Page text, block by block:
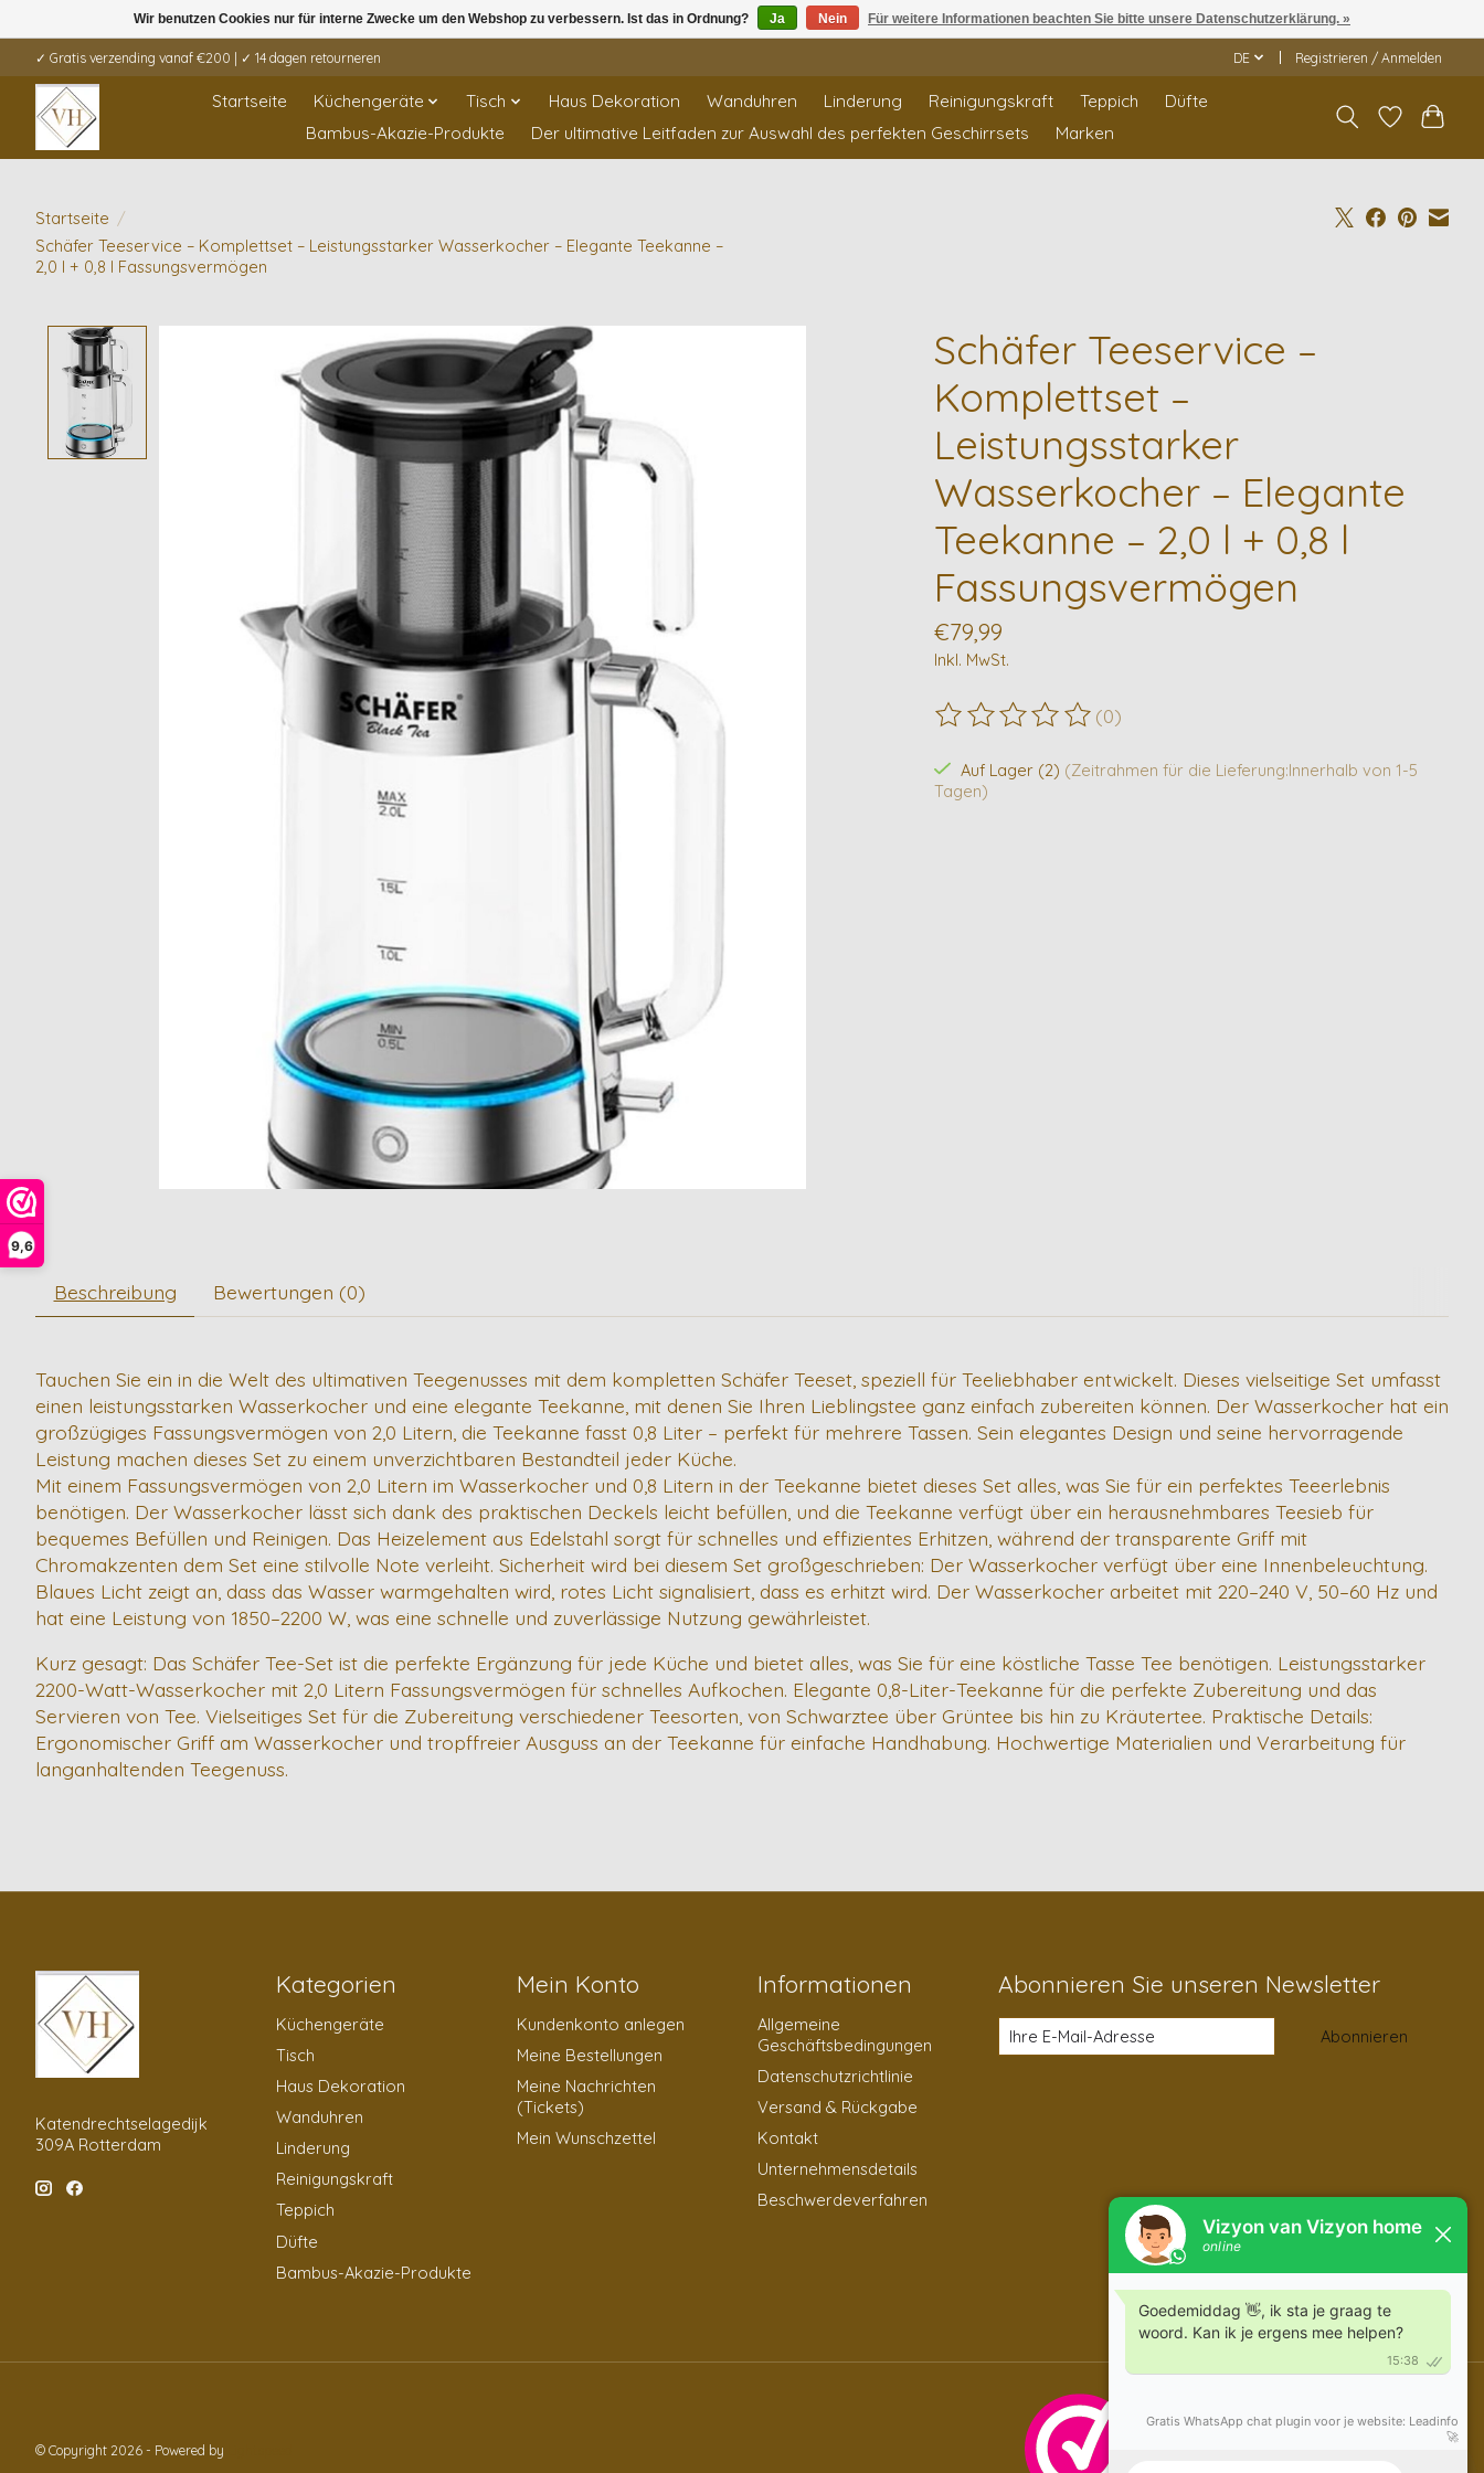
9,6
✓ Gratis verzending vanaf €200 | ✓ 14 dagen retourneren DE Registrieren / Anmelden
Startseite Küchengeräte Tisch Haus Dekoration Wanduhren Linderung Reinigungskraft Teppich
Düfte
Bambus-Akazie-Produkte
Der ultimative Leitfaden zur Auswahl des perfekten Geschirrsets Marken
Startseite /
Schäfer Teeservice – Komplettset – Leistungsstarker Wasserkocher – Elegante Teekanne –
2,0 l + 0,8 l Fassungsvermögen
Product image slideshow Items
Schäfer Teeservice –
Komplettset –
Leistungsstarker
Wasserkocher – Elegante
Teekanne – 2,0 l + 0,8 l
Fassungsvermögen
€79,99
Inkl. MwSt.
Die Bewertung dieses Produkts ist
(0)
Auf Lager (2) (Zeitrahmen für die Lieferung:Innerhalb von 1-5
Tagen)
Beschreibung Bewertungen (0)
Tauchen Sie ein in die Welt des ultimativen Teegenusses mit dem kompletten Schäfer Teeset, speziell für Teeliebhaber entwickelt. Dieses vielseitige Set umfasst
einen leistungsstarken Wasserkocher und eine elegante Teekanne, mit denen Sie Ihren Lieblingstee ganz einfach zubereiten können. Der Wasserkocher hat ein
großzügiges Fassungsvermögen von 2,0 Litern, die Teekanne fasst 0,8 Liter – perfekt für mehrere Tassen. Sein elegantes Design und seine hervorragende
Leistung machen dieses Set zu einem unverzichtbaren Bestandteil jeder Küche.
Mit einem Fassungsvermögen von 2,0 Litern im Wasserkocher und 0,8 Litern in der Teekanne bietet dieses Set alles, was Sie für ein perfektes Teeerlebnis
benötigen. Der Wasserkocher lässt sich dank des praktischen Deckels leicht befüllen, und die Teekanne verfügt über ein herausnehmbares Teesieb für
bequemes Befüllen und Reinigen. Das Heizelement aus Edelstahl sorgt für schnelles und effizientes Erhitzen, während der transparente Griff mit
Chromakzenten dem Set eine stilvolle Note verleiht. Sicherheit wird bei diesem Set großgeschrieben: Der Wasserkocher verfügt über eine Innenbeleuchtung.
Blaues Licht zeigt an, dass das Wasser warmgehalten wird, rotes Licht signalisiert, dass es erhitzt wird. Der Wasserkocher arbeitet mit 220–240 V, 50–60 Hz und
hat eine Leistung von 1850–2200 W, was eine schnelle und zuverlässige Nutzung gewährleistet.
Kurz gesagt: Das Schäfer Tee-Set ist die perfekte Ergänzung für jede Küche und bietet alles, was Sie für eine köstliche Tasse Tee benötigen. Leistungsstarker
2200-Watt-Wasserkocher mit 2,0 Litern Fassungsvermögen für schnelles Aufkochen. Elegante 0,8-Liter-Teekanne für die perfekte Zubereitung und das
Servieren von Tee. Vielseitiges Set für die Zubereitung verschiedener Teesorten, von Schwarztee über Grüntee bis hin zu Kräutertee. Praktische Details:
Ergonomischer Griff am Wasserkocher und tropffreier Ausguss an der Teekanne für einfache Handhabung. Hochwertige Materialien und Verarbeitung für
langanhaltenden Teegenuss.
Katendrechtselagedijk
309A Rotterdam
Kategorien
Küchengeräte
Tisch
Haus Dekoration
Wanduhren
Linderung
Reinigungskraft
Teppich
Düfte
Bambus-Akazie-Produkte
Mein Konto
Kundenkonto anlegen
Meine Bestellungen
Meine Nachrichten
(Tickets)
Mein Wunschzettel
Informationen
Allgemeine
Geschäftsbedingungen
Datenschutzrichtlinie
Versand & Rückgabe
Kontakt
Unternehmensdetails
Beschwerdeverfahren
Abonnieren Sie unseren Newsletter
Abonnieren
© Copyright 2026 - Powered by
Wir benutzen Cookies nur für interne Zwecke um den Webshop zu verbessern. Ist das in Ordnung? Ja Nein Für weitere Informationen beachten Sie bitte unsere Datenschutzerklärung. »